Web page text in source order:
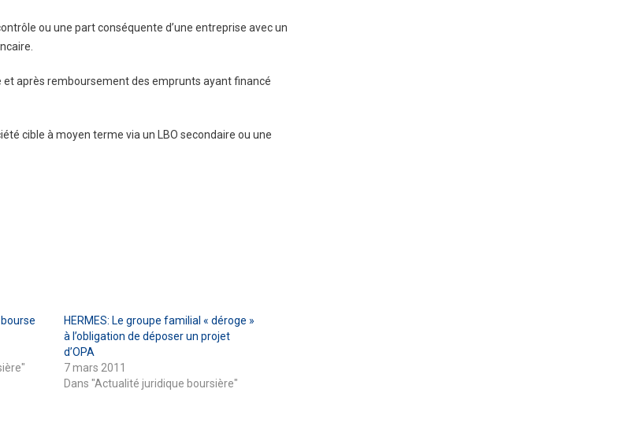
ou une part conséquente d’une entreprise avec un
et après remboursement des emprunts ayant financé
cible à moyen terme via un LBO secondaire ou une
HERMES: Le groupe familial « déroge »
à l’obligation de déposer un projet
d’OPA
7 mars 2011
Dans "Actualité juridique boursière"